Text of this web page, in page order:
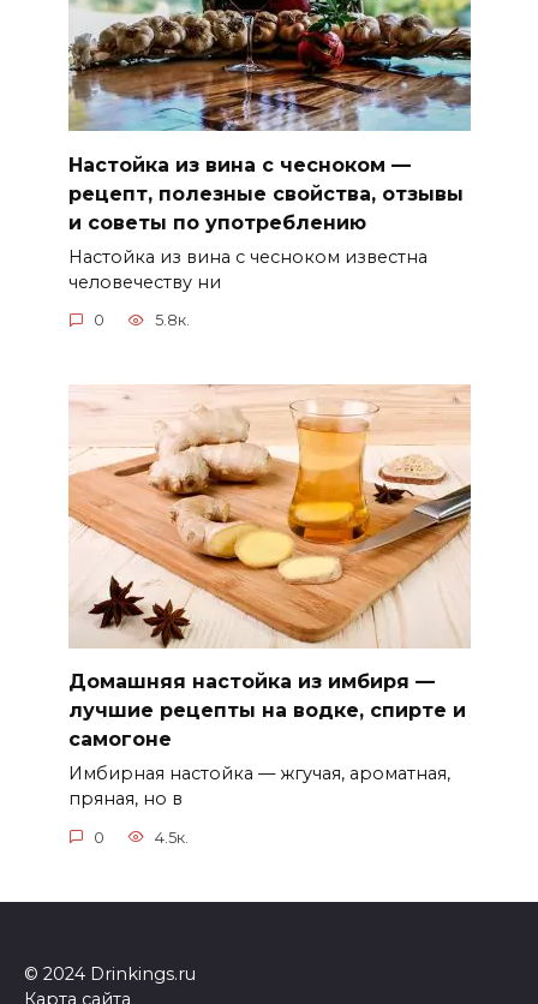
Настойка из вина с чесноком —
рецепт, полезные свойства, отзывы
и советы по употреблению
Настойка из вина с чесноком известна
человечеству ни
0 5.8к.
Домашняя настойка из имбиря —
лучшие рецепты на водке, спирте и
самогоне
Имбирная настойка — жгучая, ароматная,
пряная, но в
0 4.5к.
© 2024 Drinkings.ru
Карта сайта